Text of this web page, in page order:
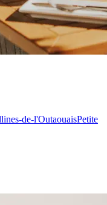
de-l'OutaouaisPetite